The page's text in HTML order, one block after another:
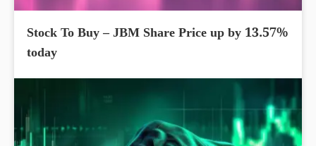
Stock To Buy – JBM Share Price up by 13.57%
today